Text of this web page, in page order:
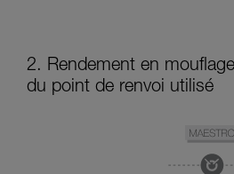
2. Rendement en
du point de renvoi utilisé